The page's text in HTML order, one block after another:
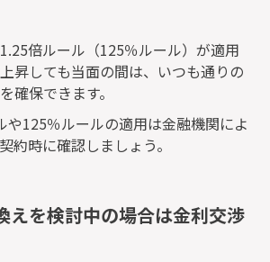
倍ルール（125％ルール）が適用
昇しても当面の間は、いつも通りの
確保できます。
や125％ルールの適用は金融機関によ
約時に確認しましょう。
えを検討中の場合は金利交渉